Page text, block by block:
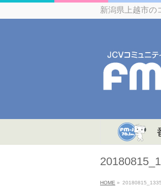
新潟県上越市の
HOME »